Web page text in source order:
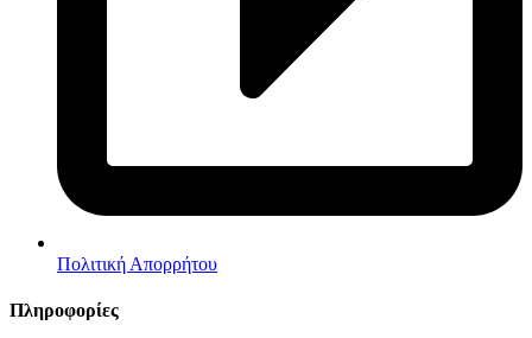
Πολιτική Απορρήτου
Πληροφορίες